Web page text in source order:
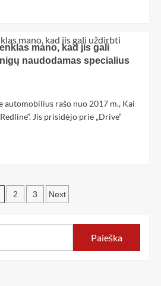
mano, kad jis gali
naudodamas specialius
automobilius rašo nuo 2017 m., Kai
Jis prisidėjo prie „Drive“
2 3 Next